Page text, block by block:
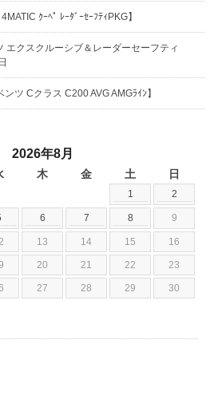
ｸｰﾍﾟ ﾚｰﾀﾞｰｾｰﾌﾃｨPKG】
エクスクルーシブ＆レーダーセーフティ
ツ Cクラス C200 AVG AMGﾗｲﾝ】
2026年8月
木 金 土 日
1 2
6 7 8 9
13 14 15 16
20 21 22 23
27 28 29 30